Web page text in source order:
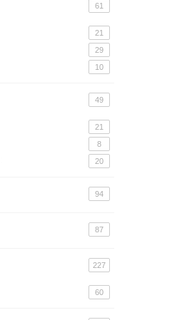
61
21
29
10
49
21
8
20
94
87
227
60